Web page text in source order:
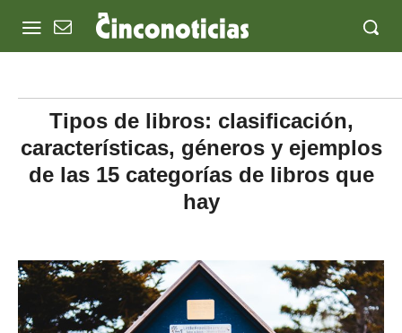
Tipos de libros: clasificación,
características, géneros y ejemplos
de las 15 categorías de libros que
hay